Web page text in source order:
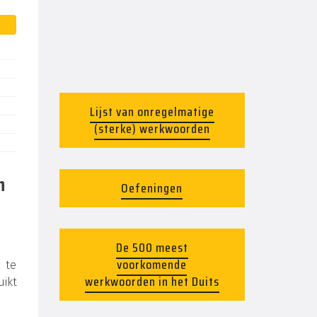
te
Lijst van onregelmatige
(sterke) werkwoorden
Oefeningen
De 500 meest
voorkomende
werkwoorden in het Duits